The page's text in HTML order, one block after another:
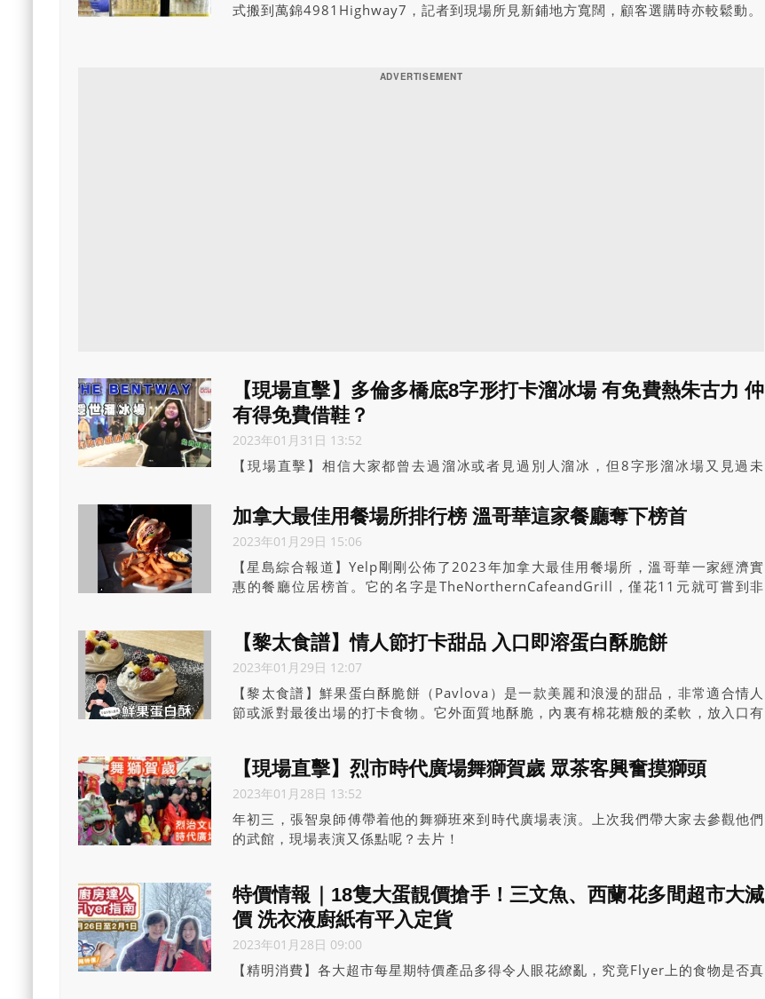
式搬到萬錦4981Highway7，記者到現場所見新鋪地方寬闊，顧客選購時亦較鬆動。
【現場直擊】多倫多橋底8字形打卡溜冰場 有免費熱朱古力 仲
有得免費借鞋？
2023年01月31日 13:52
【現場直擊】相信大家都曾去過溜冰或者見過別人溜冰，但8字形溜冰場又見過未
般溜冰場更為刺激，加上場地提供數個溜冰輔助工具，即使新手亦可一嘗溜冰的樂
趣。
加拿大最佳用餐場所排行榜 溫哥華這家餐廳奪下榜首
2023年01月29日 15:06
【星島綜合報道】Yelp剛剛公佈了2023年加拿大最佳用餐場所，溫哥華一家經濟實
惠的餐廳位居榜首。它的名字是TheNorthernCafeandGrill，僅花11元就可嘗到非
【黎太食譜】情人節打卡甜品 入口即溶蛋白酥脆餅
2023年01月29日 12:07
【黎太食譜】鮮果蛋白酥脆餅（Pavlova）是一款美麗和浪漫的甜品，非常適合情人
節或派對最後出場的打卡食物。它外面質地酥脆，內裏有棉花糖般的柔軟，放入口有
【現場直擊】烈市時代廣場舞獅賀歲 眾茶客興奮摸獅頭
2023年01月28日 13:52
年初三，張智泉師傅帶着他的舞獅班來到時代廣場表演。上次我們帶大家去參觀他們
的武館，現場表演又係點呢？去片！
特價情報｜18隻大蛋靚價搶手！三文魚、西蘭花多間超市大減
價 洗衣液廚紙有平入定貨
2023年01月28日 09:00
【精明消費】各大超市每星期特價產品多得令人眼花繚亂，究竟Flyer上的食物是否真